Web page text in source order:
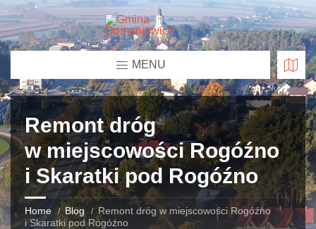
MENU
Remont dróg
w miejscowości Rogóźno
i Skaratki pod Rogóźno
Home Blog
Remont dróg w miejscowości Rogóźno
i Skaratki pod Rogóźno